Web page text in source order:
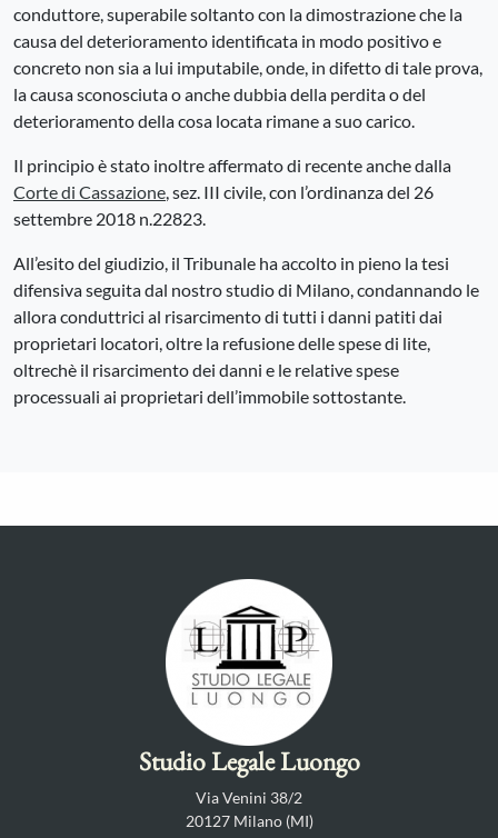
conduttore, superabile soltanto con la dimostrazione che la
causa del deterioramento identificata in modo positivo e
concreto non sia a lui imputabile, onde, in difetto di tale prova,
la causa sconosciuta o anche dubbia della perdita o del
deterioramento della cosa locata rimane a suo carico.
Il principio è stato inoltre affermato di recente anche dalla
Corte di Cassazione, sez. III civile, con l’ordinanza del 26
settembre 2018 n.22823.
All’esito del giudizio, il Tribunale ha accolto in pieno la tesi
difensiva seguita dal nostro studio di Milano, condannando le
allora conduttrici al risarcimento di tutti i danni patiti dai
proprietari locatori, oltre la refusione delle spese di lite,
oltrechè il risarcimento dei danni e le relative spese
processuali ai proprietari dell’immobile sottostante.
Studio Legale Luongo
Via Venini 38/2
20127 Milano (MI)